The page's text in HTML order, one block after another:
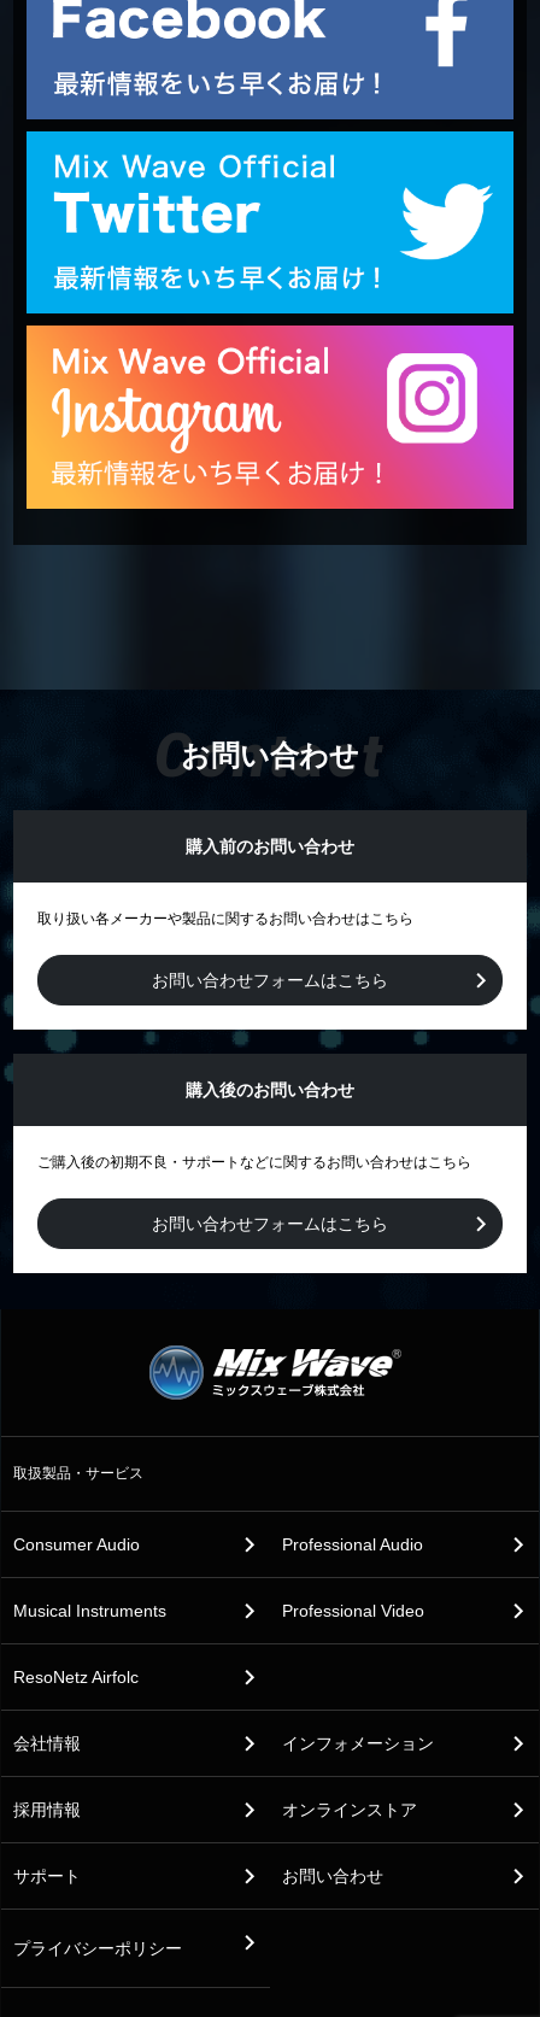
お問い合わせ
Contact
購入前のお問い合わせ
取り扱い各メーカーや製品に関するお問い合わせはこちら
お問い合わせフォームはこちら
購入後のお問い合わせ
ご購入後の初期不良・サポートなどに関するお問い合わせはこちら
お問い合わせフォームはこちら
取扱製品・サービス
Consumer Audio Professional Audio
Musical Instruments Professional Video
ResoNetz Airfolc
会社情報 インフォメーション
採用情報 オンラインストア
サポート お問い合わせ
プライバシーポリシー